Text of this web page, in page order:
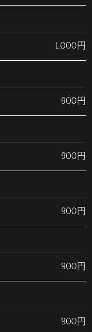
1,000円
900円
900円
900円
900円
900円